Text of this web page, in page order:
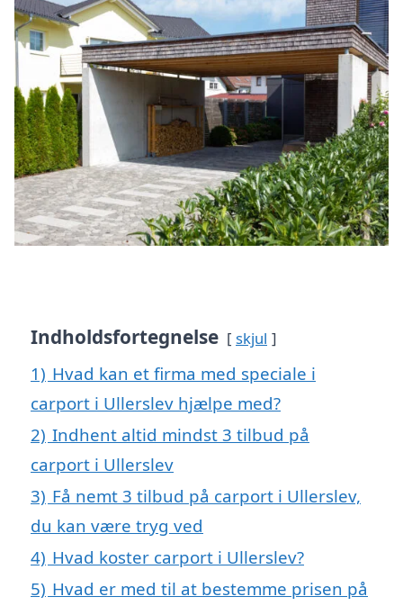
Indholdsfortegnelse skjul
1) Hvad kan et firma med speciale i
carport i Ullerslev hjælpe med?
2) Indhent altid mindst 3 tilbud på
carport i Ullerslev
3) Få nemt 3 tilbud på carport i Ullerslev,
du kan være tryg ved
4) Hvad koster carport i Ullerslev?
5) Hvad er med til at bestemme prisen på